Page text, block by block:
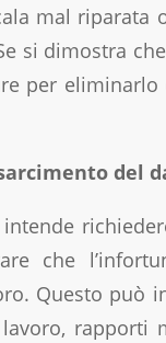
mal
si dimostra
per
del
che
Questo può
rapporti